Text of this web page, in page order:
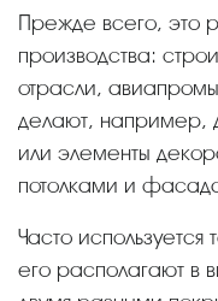
Прежде всего, это различные сферы
производства:
отрасли,
делают, например,
или элементы
потолками и
Часто используется также для обустройства полов –
его располагают в